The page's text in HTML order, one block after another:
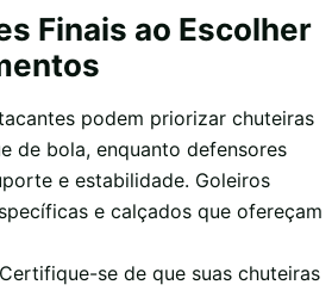
Finais ao Escolher
podem priorizar chuteiras
de bola, enquanto defensores
e estabilidade. Goleiros
e calçados que ofereçam
se de que suas chuteiras